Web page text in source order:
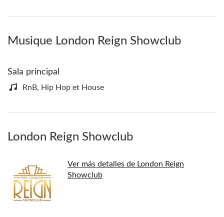
Musique London Reign Showclub
Sala principal
RnB, Hip Hop et House
London Reign Showclub
Ver más detalles de London Reign
Showclub